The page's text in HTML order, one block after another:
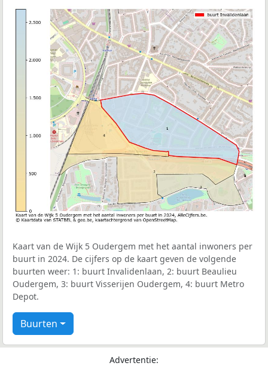
Kaart van de Wijk 5 Oudergem met het aantal inwoners per
buurt in 2024. De cijfers op de kaart geven de volgende
buurten weer: 1: buurt Invalidenlaan, 2: buurt Beaulieu
Oudergem, 3: buurt Visserijen Oudergem, 4: buurt Metro
Depot.
Buurten
Advertentie: